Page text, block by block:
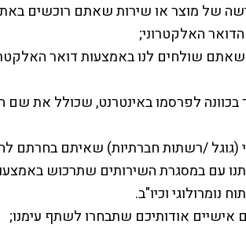
של מוצר או שירות שאתם רוכשים
האלקטרוני;
שולחים לנו באמצעות דואר
לפרסמו באינטרנט, שכולל את שם
(גוגל /רשתות חברתיות) שאיתם בחרתם
עם במסגרת השירותים שתרכוש
נומרולוגי וכיו"ב.
אישיים אודותיכם שתבחרו לשתף עימנו;